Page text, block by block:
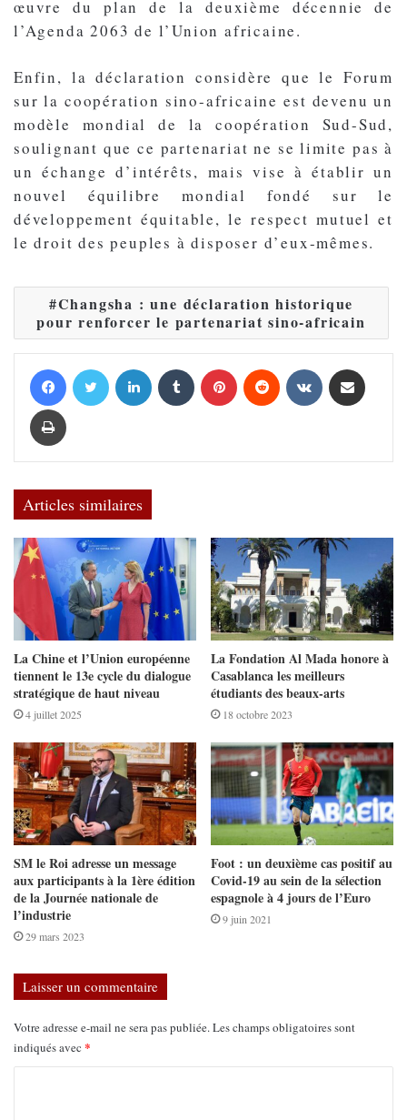
œuvre du plan de la deuxième décennie de
l’Agenda 2063 de l’Union africaine.
Enfin, la déclaration considère que le Forum
sur la coopération sino-africaine est devenu un
modèle mondial de la coopération Sud-Sud,
soulignant que ce partenariat ne se limite pas à
un échange d’intérêts, mais vise à établir un
nouvel équilibre mondial fondé sur le
développement équitable, le respect mutuel et
le droit des peuples à disposer d’eux-mêmes.
Changsha : une déclaration historique
pour renforcer le partenariat sino-africain
Articles similaires
La Chine et l’Union européenne
tiennent le 13e cycle du dialogue
stratégique de haut niveau
4 juillet 2025
La Fondation Al Mada honore à
Casablanca les meilleurs
étudiants des beaux-arts
18 octobre 2023
SM le Roi adresse un message
aux participants à la 1ère édition
de la Journée nationale de
l’industrie
29 mars 2023
Foot : un deuxième cas positif au
Covid-19 au sein de la sélection
espagnole à 4 jours de l’Euro
9 juin 2021
Laisser un commentaire
Votre adresse e-mail ne sera pas publiée.Les champs obligatoires sont
indiqués avec *